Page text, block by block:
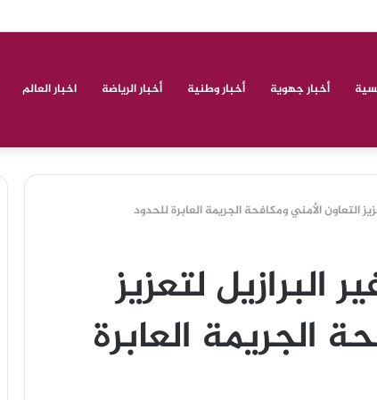
لعدة أنشطة مختلفة
أخبار جهوية أخبار وطنية أخبار الرياضة اخبار العالم
الأمني ومكافحة الجريمة العابرة للحدود
لتعزيز
الجريمة العابرة